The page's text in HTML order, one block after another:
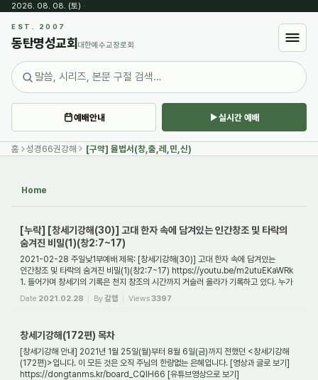
2026. 08. 08. (토) ·
EST. 2007
동탄명성교회 대한예수교장로회
예배안내 실시간 예배
홈 성경66권강해 [구약] 율법서(창,출,레,민,신)
Home
[누락] [창세기강해(30)] 고대 한자 속에 담겨있는 인간창조 및 타락의
숨겨진 비밀(1)(창2:7~17)
2021-02-28 주일낮1부예배 제목: [창세기강해(30)] 고대 한자 속에 담겨있는
인간창조 및 타락의 숨겨진 비밀(1)(창2:7~17) https://youtu.be/m2utuEKaWRk
1. 들어가며 창세기의 기록은 천지 창조의 시간까지 거슬러 올라가 기록하고 있다. 누가
그 장면을 보...
Date 2021.02.28 By갈렙 Views3397
창세기강해(172편) 목차
[창세기강해 안내] 2021년 1월 25일(월)부터 8월 6일(금)까지 전했던 <창세기강해
(172편)>입니다. 이 모든 것은 오직 주님의 한량없는 은혜입니다. [영상과 글로 보기]
https://dongtanms.kr/board_CQlH66 [유튜브영상으로 보기]
Sketchbook5, 스케치북5
Sketchbook5, 스케치북5